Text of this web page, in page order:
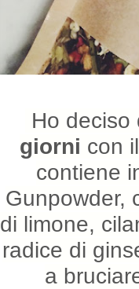
Ho
giorni con
contiene
Gunpowder,
di limone,
radice di
a